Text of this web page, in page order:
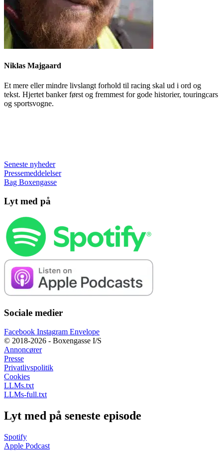
Niklas Majgaard
Et mere eller mindre livslangt forhold til racing skal ud i ord og
tekst. Hjertet banker først og fremmest for gode historier, touringcars
og sportsvogne.
Seneste nyheder
Pressemeddelelser
Bag Boxengasse
Lyt med på
Sociale medier
Facebook Instagram Envelope
© 2018-2026 - Boxengasse I/S
Annoncører
Presse
Privatlivspolitik
Cookies
LLMs.txt
LLMs-full.txt
Lyt med på seneste episode
Spotify
Apple Podcast